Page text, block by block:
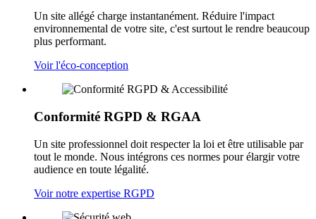
Un site allégé charge instantanément. Réduire l'impact
environnemental de votre site, c'est surtout le rendre beaucoup
plus performant.
Voir l'éco-conception
Conformité RGPD & RGAA
Un site professionnel doit respecter la loi et être utilisable par
tout le monde. Nous intégrons ces normes pour élargir votre
audience en toute légalité.
Voir notre expertise RGPD